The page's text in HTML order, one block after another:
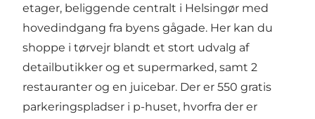
etager, beliggende centralt i Helsingør med
hovedindgang fra byens gågade. Her kan du
shoppe i tørvejr blandt et stort udvalg af
detailbutikker og et supermarked, samt 2
restauranter og en juicebar. Der er 550 gratis
parkeringspladser i p-huset, hvorfra der er